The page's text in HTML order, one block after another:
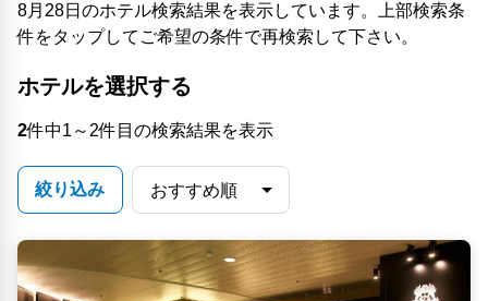
8月28日のホテル検索結果を表示しています。上部検索条
件をタップしてご希望の条件で再検索して下さい。
ホテルを選択する
2件中1～2件目の検索結果を表示
絞り込み